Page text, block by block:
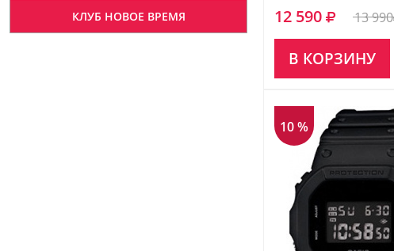
КЛУБ НОВОЕ ВРЕМЯ 12 590 13 990
В КОРЗИНУ
10 %